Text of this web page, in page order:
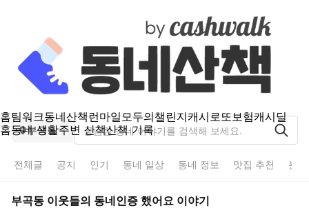
홈팀워크동네산책런마일모두의챌린지캐시로또보험캐시딜
홈동네 생활주변 산책산책 기록
부곡동
전체글 공지 인기 동네 일상 동네 정보 맛집 추천 분
부곡동 이웃들의 동네인증 했어요 이야기